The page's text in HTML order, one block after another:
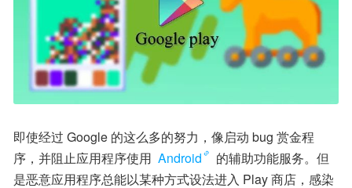
即使经过 Google 的这么多的努力，像启动 bug 赏金程
序，并阻止应用程序使用 Android
的辅助功能服务。但
是恶意应用程序总能以某种方式设法进入 Play 商店，感染